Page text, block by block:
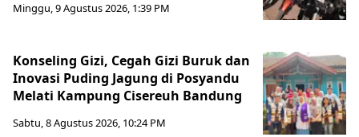
Minggu, 9 Agustus 2026, 1:39 PM
Konseling Gizi, Cegah Gizi Buruk dan
Inovasi Puding Jagung di Posyandu
Melati Kampung Cisereuh Bandung
Sabtu, 8 Agustus 2026, 10:24 PM